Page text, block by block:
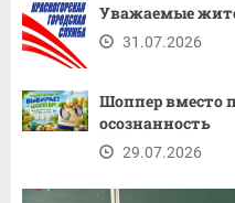
Уважаемые
31.07.2026
Шоппер вместо
осознанность
29.07.2026